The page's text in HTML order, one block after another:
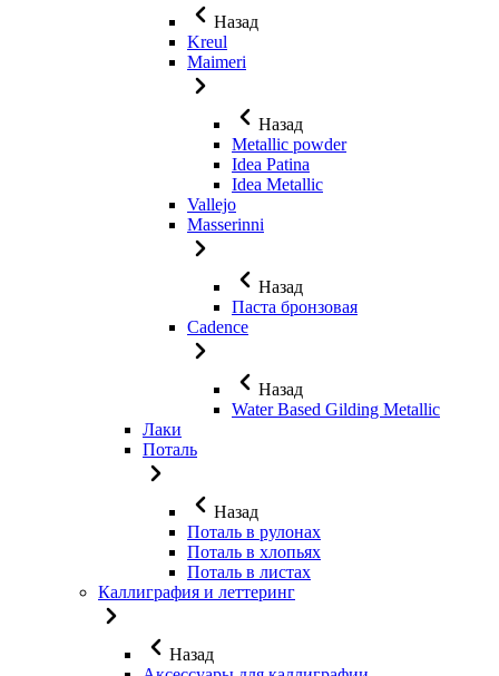
Назад
Kreul
Maimeri
Назад
Metallic powder
Idea Patina
Idea Metallic
Vallejo
Masserinni
Назад
Паста бронзовая
Cadence
Назад
Water Based Gilding Metallic
Лаки
Поталь
Назад
Поталь в рулонах
Поталь в хлопьях
Поталь в листах
Каллиграфия и леттеринг
Назад